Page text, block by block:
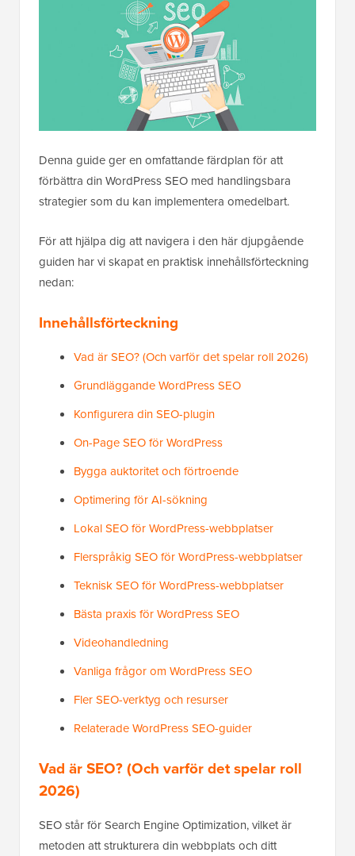
Denna guide ger en omfattande färdplan för att
förbättra din WordPress SEO med handlingsbara
strategier som du kan implementera omedelbart.
För att hjälpa dig att navigera i den här djupgående
guiden har vi skapat en praktisk innehållsförteckning
nedan:
Innehållsförteckning
Vad är SEO? (Och varför det spelar roll 2026)
Grundläggande WordPress SEO
Konfigurera din SEO-plugin
On-Page SEO för WordPress
Bygga auktoritet och förtroende
Optimering för AI-sökning
Lokal SEO för WordPress-webbplatser
Flerspråkig SEO för WordPress-webbplatser
Teknisk SEO för WordPress-webbplatser
Bästa praxis för WordPress SEO
Videohandledning
Vanliga frågor om WordPress SEO
Fler SEO-verktyg och resurser
Relaterade WordPress SEO-guider
Vad är SEO? (Och varför det spelar roll
2026)
SEO står för Search Engine Optimization, vilket är
metoden att strukturera din webbplats och ditt